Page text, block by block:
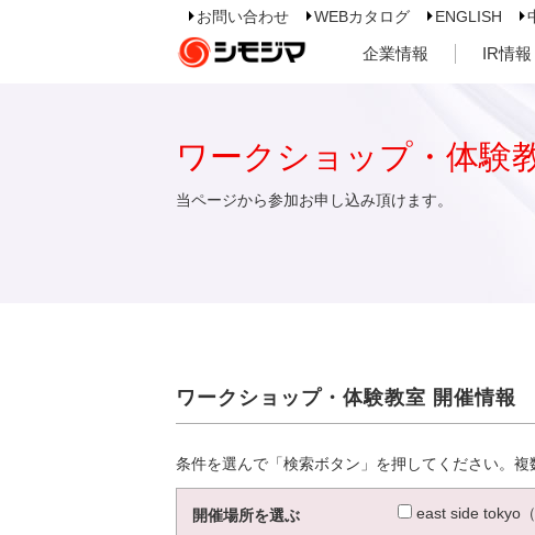
お問い合わせ WEBカタログ ENGLISH
企業情報 IR情報
ワークショップ・体験
当ページから参加お申し込み頂けます。
ワークショップ・体験教室 開催情報
条件を選んで「検索ボタン」を押してください。複
開催場所を選ぶ east side tokyo（